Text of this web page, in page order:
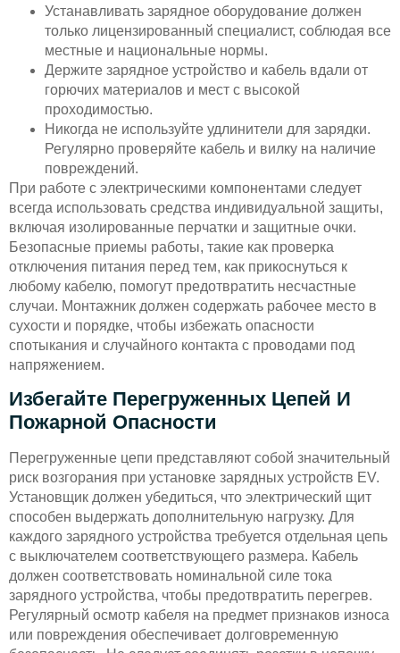
Устанавливать зарядное оборудование должен
только лицензированный специалист, соблюдая все
местные и национальные нормы.
Держите зарядное устройство и кабель вдали от
горючих материалов и мест с высокой
проходимостью.
Никогда не используйте удлинители для зарядки.
Регулярно проверяйте кабель и вилку на наличие
повреждений.
При работе с электрическими компонентами следует
всегда использовать средства индивидуальной защиты,
включая изолированные перчатки и защитные очки.
Безопасные приемы работы, такие как проверка
отключения питания перед тем, как прикоснуться к
любому кабелю, помогут предотвратить несчастные
случаи. Монтажник должен содержать рабочее место в
сухости и порядке, чтобы избежать опасности
спотыкания и случайного контакта с проводами под
напряжением.
Избегайте Перегруженных Цепей И
Пожарной Опасности
Перегруженные цепи представляют собой значительный
риск возгорания при установке зарядных устройств EV.
Установщик должен убедиться, что электрический щит
способен выдержать дополнительную нагрузку. Для
каждого зарядного устройства требуется отдельная цепь
с выключателем соответствующего размера. Кабель
должен соответствовать номинальной силе тока
зарядного устройства, чтобы предотвратить перегрев.
Регулярный осмотр кабеля на предмет признаков износа
или повреждения обеспечивает долговременную